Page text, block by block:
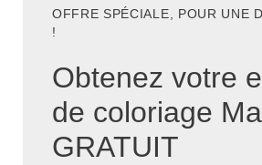
OFFRE SPÉCIALE, POUR UNE
!
Obtenez votre
de coloriage
GRATUIT